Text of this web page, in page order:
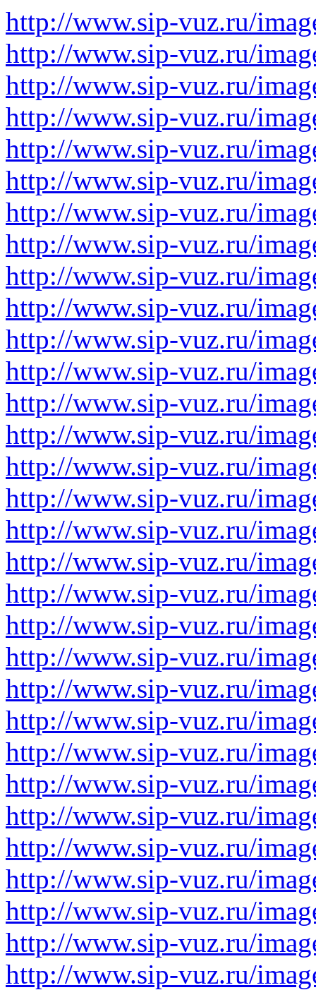
http://www.sip-vuz.ru/
http://www.sip-vuz.ru/
http://www.sip-vuz.ru/
http://www.sip-vuz.ru/
http://www.sip-vuz.ru/
http://www.sip-vuz.ru/
http://www.sip-vuz.ru/
http://www.sip-vuz.ru/
http://www.sip-vuz.ru/
http://www.sip-vuz.ru/
http://www.sip-vuz.ru/
http://www.sip-vuz.ru/
http://www.sip-vuz.ru/
http://www.sip-vuz.ru/
http://www.sip-vuz.ru/
http://www.sip-vuz.ru/
http://www.sip-vuz.ru/
http://www.sip-vuz.ru/
http://www.sip-vuz.ru/
http://www.sip-vuz.ru/
http://www.sip-vuz.ru/
http://www.sip-vuz.ru/
http://www.sip-vuz.ru/
http://www.sip-vuz.ru/
http://www.sip-vuz.ru/
http://www.sip-vuz.ru/
http://www.sip-vuz.ru/
http://www.sip-vuz.ru/
http://www.sip-vuz.ru/
http://www.sip-vuz.ru/
http://www.sip-vuz.ru/